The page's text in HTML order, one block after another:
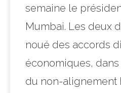
semaine le
Mumbai. Les deux
noué des accords
économiques,
du non-alignement